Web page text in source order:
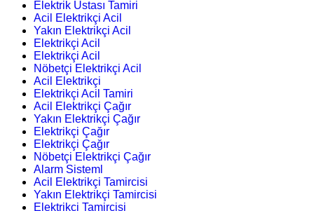
Elektrik Ustası Tamiri
Acil Elektrikçi Acil
Yakın Elektrikçi Acil
Elektrikçi Acil
Elektrikçi Acil
Nöbetçi Elektrikçi Acil
Acil Elektrikçi
Elektrikçi Acil Tamiri
Acil Elektrikçi Çağır
Yakın Elektrikçi Çağır
Elektrikçi Çağır
Elektrikçi Çağır
Nöbetçi Elektrikçi Çağır
Alarm Sisteml
Acil Elektrikçi Tamircisi
Yakın Elektrikçi Tamircisi
Elektrikçi Tamircisi